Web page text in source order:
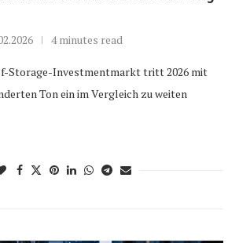
4 minutes read
Storage-Investmentmarkt tritt 2026 mit
Ton ein im Vergleich zu weiten